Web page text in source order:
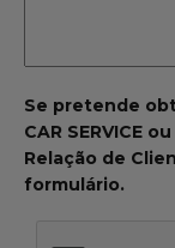
Se pretende
CAR SERVICE
Relação de
formulário.